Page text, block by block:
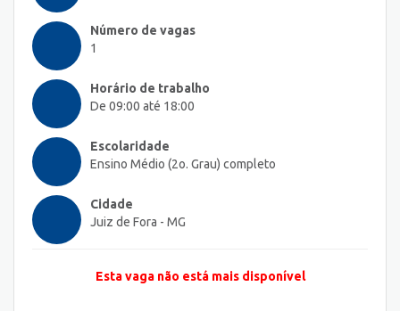
Número de vagas
1
Horário de trabalho
De 09:00 até 18:00
Escolaridade
Ensino Médio (2o. Grau) completo
Cidade
Juiz de Fora - MG
Esta vaga não está mais disponível